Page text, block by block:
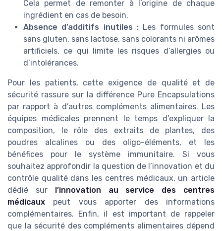
Cela permet de remonter à l’origine de chaque
ingrédient en cas de besoin.
Absence d’additifs inutiles : Les formules sont
sans gluten, sans lactose, sans colorants ni arômes
artificiels, ce qui limite les risques d’allergies ou
d’intolérances.
Pour les patients, cette exigence de qualité et de
sécurité rassure sur la différence Pure Encapsulations
par rapport à d’autres compléments alimentaires. Les
équipes médicales prennent le temps d’expliquer la
composition, le rôle des extraits de plantes, des
poudres alcalines ou des oligo-éléments, et les
bénéfices pour le système immunitaire. Si vous
souhaitez approfondir la question de l’innovation et du
contrôle qualité dans les centres médicaux, un article
dédié sur l’innovation au service des centres
médicaux peut vous apporter des informations
complémentaires. Enfin, il est important de rappeler
que la sécurité des compléments alimentaires dépend